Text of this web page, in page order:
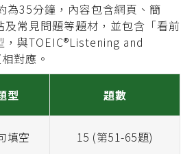
為35分鐘，內容包含網頁、簡
及常見問題等題材，並包含「看前
，與TOEIC®Listening and
對應。
型 題數
填空 15 (第51-65題)